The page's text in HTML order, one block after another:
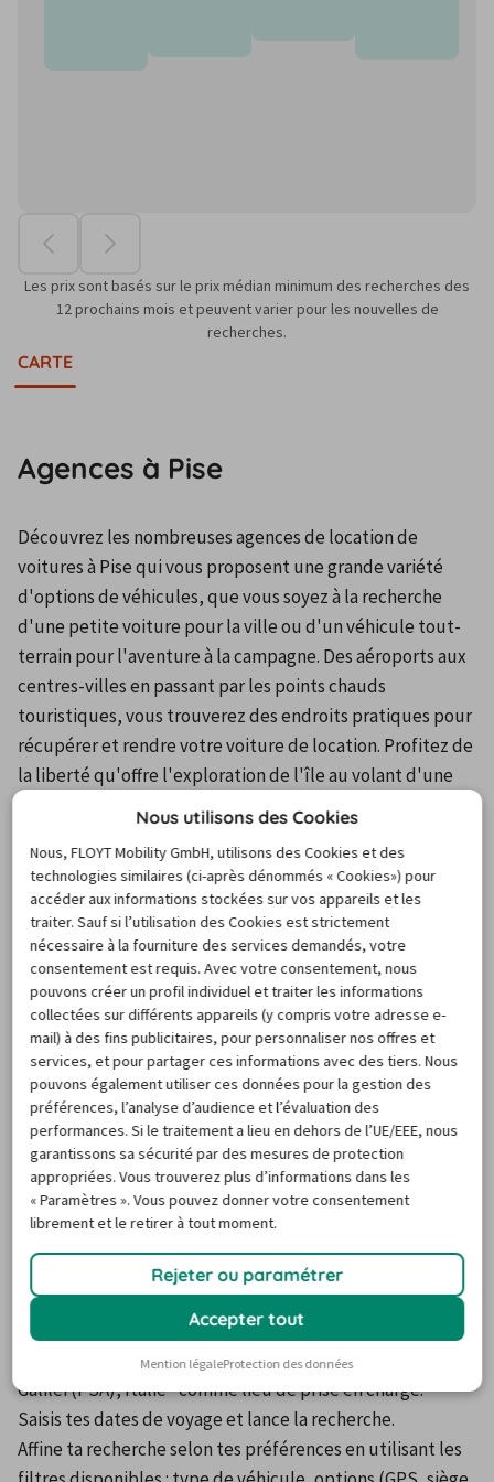
Les prix sont basés sur le prix médian minimum des recherches des
12 prochains mois et peuvent varier pour les nouvelles de
recherches.
CARTE
Agences à Pise
Découvrez les nombreuses agences de location de
voitures à Pise qui vous proposent une grande variété
d'options de véhicules, que vous soyez à la recherche
d'une petite voiture pour la ville ou d'un véhicule tout-
terrain pour l'aventure à la campagne. Des aéroports aux
centres-villes en passant par les points chauds
touristiques, vous trouverez des endroits pratiques pour
récupérer et rendre votre voiture de location. Profitez de
la liberté qu'offre l'exploration de l'île au volant d'une
voiture de location et découvrez Pise à votre guise.
Pour visualiser la carte et les informations sur les
stations, merci d’activer les cookies.
Cliquez ici pour gérer vos paramètres de cookies.
Réserve ta voiture de location à
l'aéroport de Pise le plus tôt
possible
Surtout si tu viens en période scolaire et en été. Les
loueurs sont pris d’assaut et les locations de voiture pas
Donc dès que tu prends ton billet d’avion, tu réserves ta
voiture de location via Carigami. C’est simple et rapide.
Une fois sur le site de Carigami.fr, entre "Pise" dans la
barre de recherche. Sélectionne ensuite "Pise Galileo-
Galilei (PSA), Italie" comme lieu de prise en charge.
Saisis tes dates de voyage et lance la recherche.
Affine ta recherche selon tes préférences en utilisant les
Nous utilisons des Cookies
Nous, FLOYT Mobility GmbH, utilisons des Cookies et des
technologies similaires (ci-après dénommés « Cookies») pour
accéder aux informations stockées sur vos appareils et les
traiter. Sauf si l’utilisation des Cookies est strictement
nécessaire à la fourniture des services demandés, votre
consentement est requis. Avec votre consentement, nous
pouvons créer un profil individuel et traiter les informations
collectées sur différents appareils (y compris votre adresse e-
mail) à des fins publicitaires, pour personnaliser nos offres et
services, et pour partager ces informations avec des tiers. Nous
pouvons également utiliser ces données pour la gestion des
préférences, l’analyse d’audience et l’évaluation des
performances. Si le traitement a lieu en dehors de l’UE/EEE, nous
garantissons sa sécurité par des mesures de protection
appropriées. Vous trouverez plus d’informations dans les
« Paramètres ». Vous pouvez donner votre consentement
librement et le retirer à tout moment.
Rejeter ou paramétrer
Accepter tout
Mention légaleProtection des données